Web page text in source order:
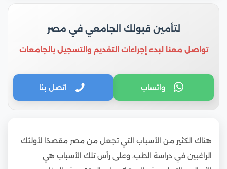
لتأمين قبولك الجامعي في مصر
تواصل معنا لبدء إجراءات التقديم والتسجيل بالجامعات
واتساب اتصل بنا
هناك الكثير من الأسباب التي تجعل من مصر مقصدًا لأولئك
الراغبين في دراسة الطب، وعلى رأس تلك الأسباب هي